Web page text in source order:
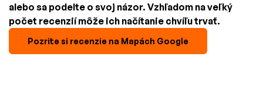
alebo sa podelte o svoj názor. Vzhľadom na veľký
počet recenzií môže ich načítanie chvíľu trvať.
Pozrite si recenzie na Mapách Google